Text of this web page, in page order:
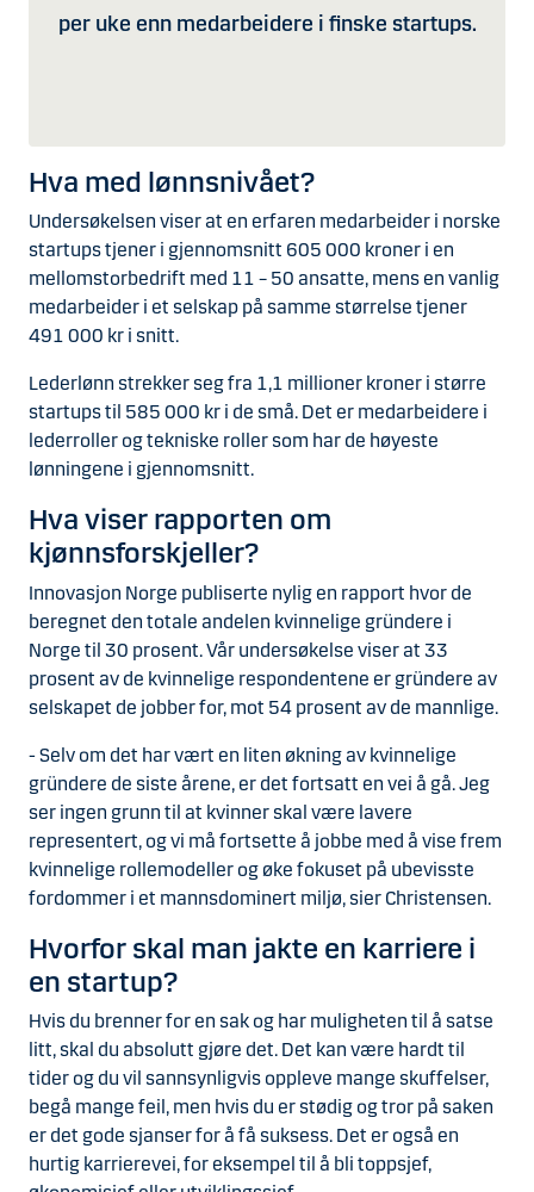
per uke enn medarbeidere i finske startups.
Hva med lønnsnivået?
Undersøkelsen viser at en erfaren medarbeider i norske
startups tjener i gjennomsnitt 605 000 kroner i en
mellomstorbedrift med 11 – 50 ansatte, mens en vanlig
medarbeider i et selskap på samme størrelse tjener
491 000 kr i snitt.
Lederlønn strekker seg fra 1,1 millioner kroner i større
startups til 585 000 kr i de små. Det er medarbeidere i
lederroller og tekniske roller som har de høyeste
lønningene i gjennomsnitt.
Hva viser rapporten om
kjønnsforskjeller?
Innovasjon Norge publiserte nylig en rapport hvor de
beregnet den totale andelen kvinnelige gründere i
Norge til 30 prosent. Vår undersøkelse viser at 33
prosent av de kvinnelige respondentene er gründere av
selskapet de jobber for, mot 54 prosent av de mannlige.
- Selv om det har vært en liten økning av kvinnelige
gründere de siste årene, er det fortsatt en vei å gå. Jeg
ser ingen grunn til at kvinner skal være lavere
representert, og vi må fortsette å jobbe med å vise frem
kvinnelige rollemodeller og øke fokuset på ubevisste
fordommer i et mannsdominert miljø, sier Christensen.
Hvorfor skal man jakte en karriere i
en startup?
Hvis du brenner for en sak og har muligheten til å satse
litt, skal du absolutt gjøre det. Det kan være hardt til
tider og du vil sannsynligvis oppleve mange skuffelser,
begå mange feil, men hvis du er stødig og tror på saken
er det gode sjanser for å få suksess. Det er også en
hurtig karrierevei, for eksempel til å bli toppsjef,